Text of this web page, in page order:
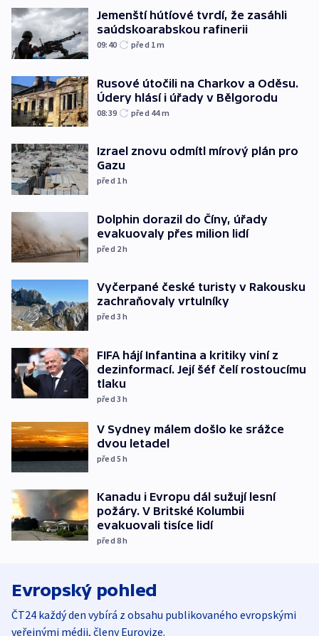
Jemenští hútíové tvrdí, že zasáhli
saúdskoarabskou rafinerii
09:40 před 1m
Rusové útočili na Charkov a Oděsu.
Údery hlásí i úřady v Bělgorodu
08:39 před 44m
Izrael znovu odmítl mírový plán pro
Gazu
před 1h
Dolphin dorazil do Číny, úřady
evakuovaly přes milion lidí
před 2h
Vyčerpané české turisty v Rakousku
zachraňovaly vrtulníky
před 3h
FIFA hájí Infantina a kritiky viní z
dezinformací. Její šéf čelí rostoucímu
tlaku
před 3h
V Sydney málem došlo ke srážce
dvou letadel
před 5h
Kanadu i Evropu dál sužují lesní
požáry. V Britské Kolumbii
evakuovali tisíce lidí
před 8h
Evropský pohled
ČT24 každý den vybírá z obsahu publikovaného evropskými
veřejnými médii, členy Eurovize.